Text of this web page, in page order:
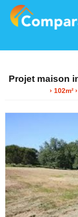
Projet maison
› 102m²›